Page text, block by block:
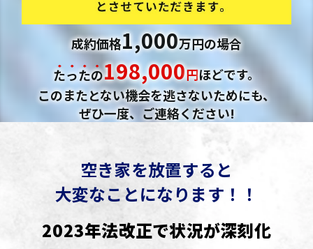
成約価格1,000万円の場合
たったの198,000円ほどです。
このまたとない機会を逃さないためにも、
ぜひ一度、ご連絡ください!
空き家を放置すると
大変なことになります！！
2023年法改正で状況が深刻化